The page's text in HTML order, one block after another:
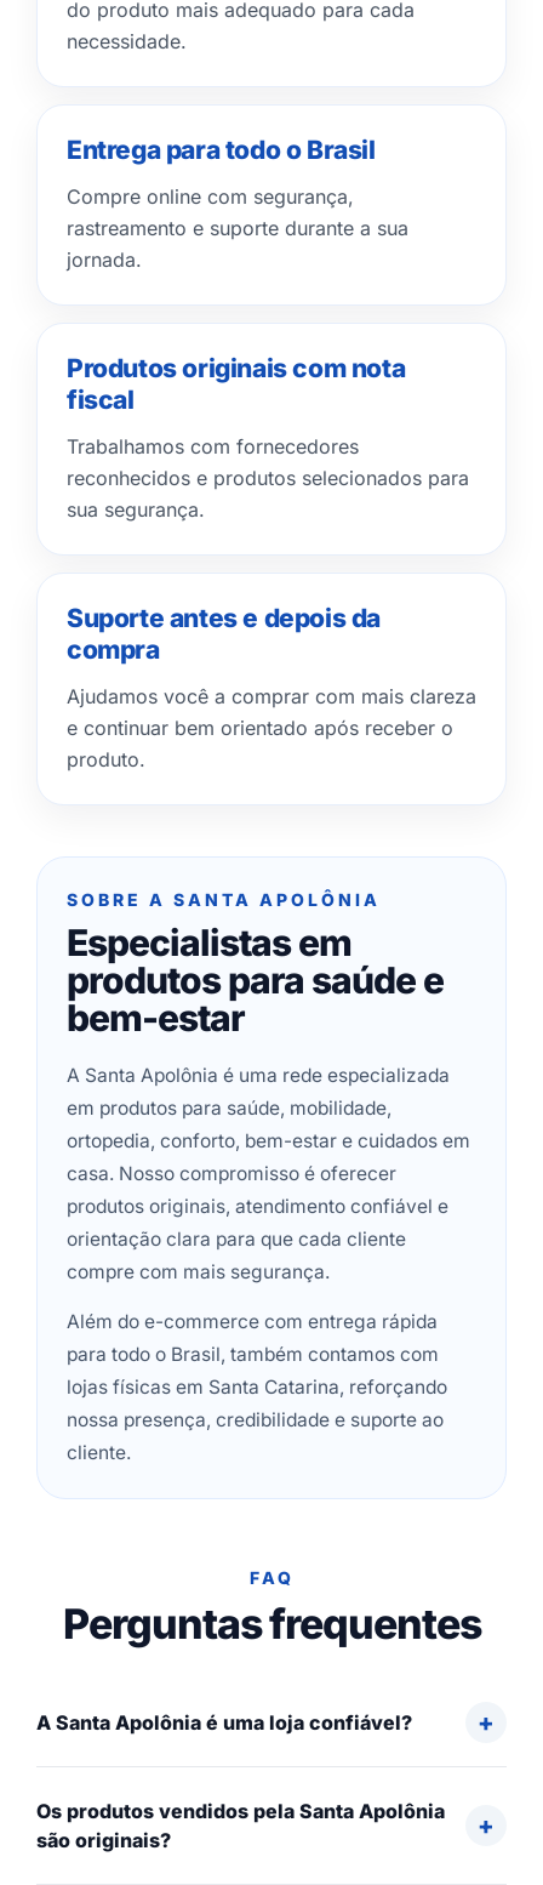
do produto mais adequado para cada
necessidade.
Entrega para todo o Brasil
Compre online com segurança,
rastreamento e suporte durante a sua
jornada.
Produtos originais com nota
fiscal
Trabalhamos com fornecedores
reconhecidos e produtos selecionados para
sua segurança.
Suporte antes e depois da
compra
Ajudamos você a comprar com mais clareza
e continuar bem orientado após receber o
produto.
SOBRE A SANTA APOLÔNIA
Especialistas em
produtos para saúde e
bem-estar
A Santa Apolônia é uma rede especializada
em produtos para saúde, mobilidade,
ortopedia, conforto, bem-estar e cuidados em
casa. Nosso compromisso é oferecer
produtos originais, atendimento confiável e
orientação clara para que cada cliente
compre com mais segurança.
Além do e-commerce com entrega rápida
para todo o Brasil, também contamos com
lojas físicas em Santa Catarina, reforçando
nossa presença, credibilidade e suporte ao
cliente.
FAQ
Perguntas frequentes
A Santa Apolônia é uma loja confiável?
Os produtos vendidos pela Santa Apolônia
são originais?